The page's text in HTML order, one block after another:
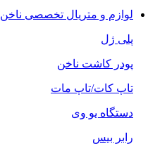
لوازم و متریال تخصصی ناخن
پلی ژل
پودر کاشت ناخن
تاپ کات/تاپ مات
دستگاه یو وی
رابر بیس